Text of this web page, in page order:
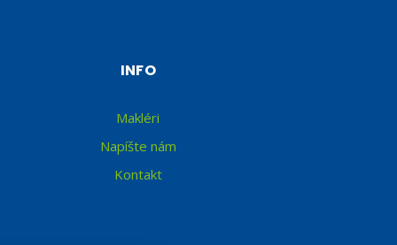
INFO
Makléri
Napíšte nám
Kontakt